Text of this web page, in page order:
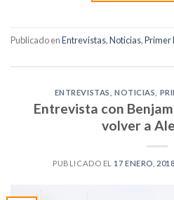
Publicado enEntrevistas,Noticias,Primer
ENTREVISTAS NOTICIAS
Entrevista con
volver a
PUBLICADO EL 17 ENERO, 2018